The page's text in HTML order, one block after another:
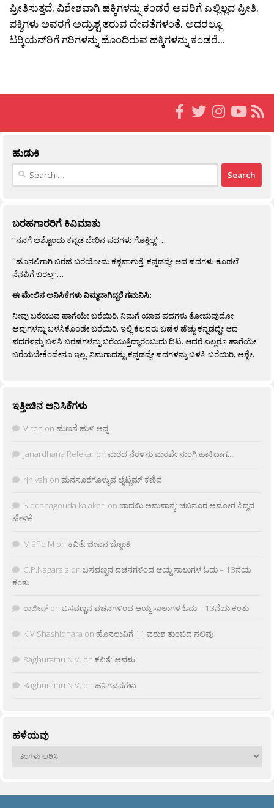
ಪ್ರೀತಿಸುತ್ತದೆ. ವಿಶೇಶವಾಗಿ ಹಕ್ಕಿಗಳನ್ನು ಕಂಡರೆ ಅವರಿಗೆ ಎಲ್ಲಿಲ್ಲದ ಪ್ರೀತಿ.
ಪಕ್ಶಿಗಳು ಅವರಗೆ ಅದ್ರುಶ್ಟ ತರುವ ದೇವತೆಗಳಂತೆ. ಅದರಲ್ಲೂ
ಟರ‍್ಕಿಯನ್‍ರಿಗೆ ಗರಿಗಳನ್ನು ಹೊಂದಿರುವ ಹಕ್ಕಿಗಳನ್ನು ಕಂಡರೆ...
ಹುಡುಕಿ
Search
ಬರಹಗಾರರಿಗೆ ಕಿವಿಮಾತು
“ನನಗೆ ಅಶ್ಟೊಂದು ಕನ್ನಡ ಬೇರಿನ ಪದಗಳು ಗೊತ್ತಿಲ್ಲ”…
“ಹೊನಲಿಗಾಗಿ ಬರಹ ಬರೆಯೋದು ಕಶ್ಟವಾಗುತ್ತೆ. ಕನ್ನಡದ್ದೇ ಆದ ಪದಗಳು ಕೂಡಲೆ
ನೆನಪಿಗೆ ಬರಲ್ಲ”…
ಈ ಮೇಲಿನ ಅನಿಸಿಕೆಗಳು ನಿಮ್ಮದಾಗಿದ್ದರೆ ಗಮನಿಸಿ:
ನೀವು ಬರೆಯುವ ಹಾಗೆಯೇ ಬರೆಯಿರಿ. ನಿಮಗೆ ಯಾವ ಪದಗಳು ತೋಚುವುದೋ
ಅವುಗಳನ್ನು ಬಳಸಿಕೊಂಡೇ ಬರೆಯಿರಿ. ಇಲ್ಲಿ ಕೆಲವರು ಬಹಳ ಹೆಚ್ಚು ಕನ್ನಡದ್ದೇ ಆದ
ಪದಗಳನ್ನು ಬಳಸಿ ಬರಹಗಳನ್ನು ಬರೆಯುತ್ತಿದ್ದಾರೆಂಬುದು ದಿಟ. ಆದರೆ ಎಲ್ಲರೂ ಹಾಗೆಯೇ
ಬರೆಯಬೇಕೆಂದೇನೂ ಇಲ್ಲ. ನಿಮಗಾದಶ್ಟು ಕನ್ನಡದ್ದೇ ಪದಗಳನ್ನು ಬಳಸಿ ಬರೆಯಿರಿ, ಅಶ್ಟೇ.
ಇತ್ತೀಚಿನ ಅನಿಸಿಕೆಗಳು
Viren on ಹುಣಸೆ ಹುಳಿ ಅನ್ನ
Janardhana Relekar on ಮರದ ನೆರಳನು ಮರವೇ ನುಂಗಿ ಹಾಕಿದಾಗ…
rjnivah on ಮನಸೂರೆಗೊಳ್ಳುವ ಲೈಟ್ಲಮ್ ಕಣಿವೆ
Siddanagouda kalakeri on ಬಾದಮಿ ಅಮವಾಸ್ಯೆ: ಚಬನೂರ ಅಮೋಗ ಸಿದ್ದನ
ಹೇಳಿಕೆ
M âñd M on ಕವಿತೆ: ಜೀವನ ಜ್ಯೋತಿ
C.P.Nagaraja on ಬಸವಣ್ಣನ ವಚನಗಳಿಂದ ಆಯ್ದ ಸಾಲುಗಳ ಓದು – 13ನೆಯ
ಕಂತು
ರಾಜೀವ್ on ಬಸವಣ್ಣನ ವಚನಗಳಿಂದ ಆಯ್ದ ಸಾಲುಗಳ ಓದು – 13ನೆಯ ಕಂತು
K.V Shashidhara on ಹೊನಲುವಿಗೆ 11 ವರುಶ ತುಂಬಿದ ನಲಿವು
Raghuramu N.V. on ಕವಿತೆ: ಅವಳು
Raghuramu N.V. on ಹನಿಗವನಗಳು
ಹಳೆಯವು
ಹಳೆಯವು